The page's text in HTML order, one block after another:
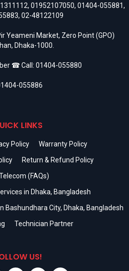
, 01952107050, 01404-055881,
, 02-48122109
Yeameni Market, Zero Point (GPO)
Dhaka-1000.
☎ Call: 01404-055880
055886
LINKS
Policy
Warranty Policy
Return & Refund Policy
(FAQs)
in Dhaka, Bangladesh
Bashundhara City, Dhaka, Bangladesh
Technician Partner
US!